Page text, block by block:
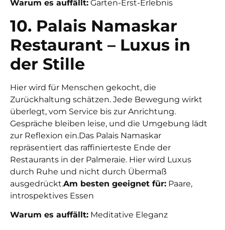
Warum es auffällt: Garten-Erst-Erlebnis
10. Palais Namaskar
Restaurant – Luxus in
der Stille
Hier wird für Menschen gekocht, die
Zurückhaltung schätzen. Jede Bewegung wirkt
überlegt, vom Service bis zur Anrichtung.
Gespräche bleiben leise, und die Umgebung lädt
zur Reflexion ein.Das Palais Namaskar
repräsentiert das raffinierteste Ende der
Restaurants in der Palmeraie. Hier wird Luxus
durch Ruhe und nicht durch Übermaß
ausgedrückt.Am besten geeignet für: Paare,
introspektives Essen
Warum es auffällt: Meditative Eleganz